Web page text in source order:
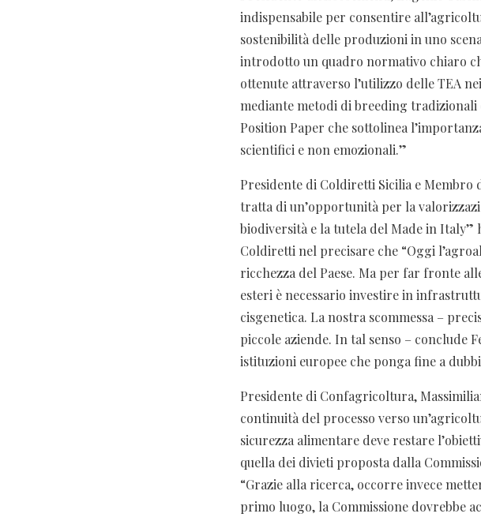
indispensabile per consentire
sostenibilità delle produzioni in uno
introdotto un quadro normativo chiaro
ottenute attraverso l’utilizzo delle TEA
mediante metodi di breeding
Position Paper che sottolinea
scientifici e non emozionali.”
Presidente di Coldiretti Sicilia e Membro
tratta di un’opportunità per la
biodiversità e la tutela del Made in
Coldiretti nel precisare che “Oggi
ricchezza del Paese. Ma per far fronte
esteri è necessario investire in
cisgenetica. La nostra scommessa –
piccole aziende. In tal senso –
istituzioni europee che ponga fine a
Presidente di Confagricoltura,
continuità del processo verso
sicurezza alimentare deve restare
quella dei divieti proposta dalla
“Grazie alla ricerca, occorre invece
primo luogo, la Commissione dovrebbe